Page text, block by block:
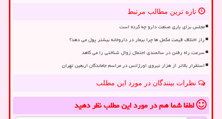
تازه ترین مطالب مرتبط
مجلس برای یاری صنعت دارو چه کرده است
راز اختلاف قیمت مکمل ها چرا بیمار در داروخانه بیشتر پول می دهد؟
سرعت راه رفتن در سالمندی احتمال زوال شناختی را می کاهد
استقرار بالاتر از هزار نیروی اورژانس در مراسم جاماندگان اربعین تهران
نظرات بینندگان در مورد این مطلب
لطفا شما همدر مورد این مطلبنظر دهید